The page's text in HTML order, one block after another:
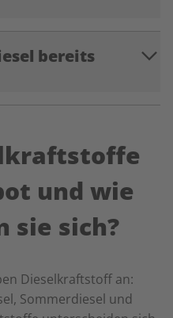
bereits
und wie
sie sich?
Dieselkraftstoff an:
Sommerdiesel und